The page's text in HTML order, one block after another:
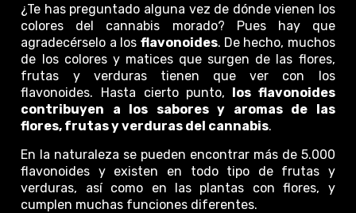
¿Te has preguntado alguna vez de dónde vienen los
colores del cannabis morado? Pues hay que
agradecérselo a los flavonoides. De hecho, muchos
de los colores y matices que surgen de las flores,
frutas y verduras tienen que ver con los
flavonoides. Hasta cierto punto, los flavonoides
contribuyen a los sabores y aromas de las
flores, frutas y verduras del cannabis.
En la naturaleza se pueden encontrar más de 5.000
flavonoides y existen en todo tipo de frutas y
verduras, así como en las plantas con flores, y
cumplen muchas funciones diferentes.